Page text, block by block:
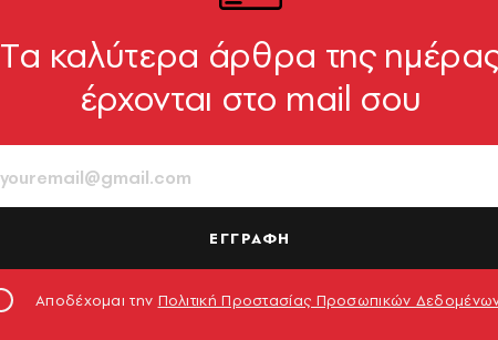
Tα καλύτερα άρθρα της
έρχονται στο mail σου
ΕΓΓΡΑΦΗ
Αποδέχομαι την Πολιτική Προστασίας Προσωπικών